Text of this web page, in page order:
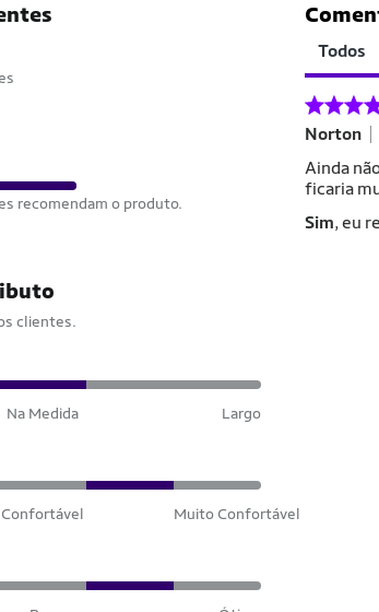
recomendam o produto.
clientes.
Na Medida Largo
Confortável Muito Confortável
Todos
Norton
Ainda
ficaria
Sim, eu